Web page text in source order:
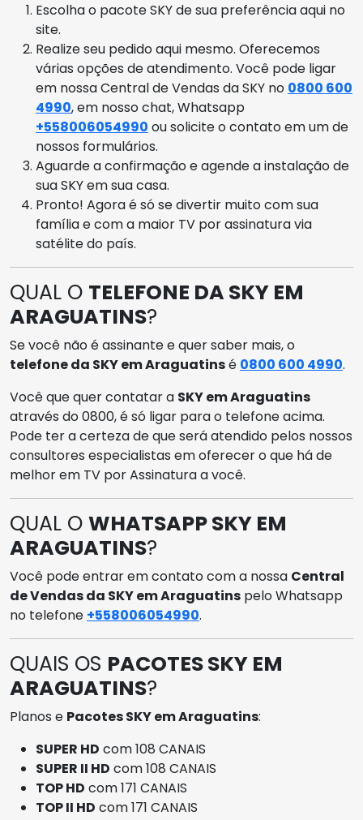
Escolha o pacote SKY de sua preferência aqui no
site.
Realize seu pedido aqui mesmo. Oferecemos
várias opções de atendimento. Você pode ligar
em nossa Central de Vendas da SKY no 0800 600
4990, em nosso chat, Whatsapp
+558006054990 ou solicite o contato em um de
nossos formulários.
Aguarde a confirmação e agende a instalação de
sua SKY em sua casa.
Pronto! Agora é só se divertir muito com sua
família e com a maior TV por assinatura via
satélite do país.
QUAL O TELEFONE DA SKY EM
ARAGUATINS?
Se você não é assinante e quer saber mais, o
telefone da SKY em Araguatinsé 0800 600 4990.
Você que quer contatar a SKY em Araguatins
através do 0800, é só ligar para o telefone acima.
Pode ter a certeza de que será atendido pelos nossos
consultores especialistas em oferecer o que há de
melhor em TV por Assinatura a você.
QUAL O WHATSAPP SKY EM
ARAGUATINS?
Você pode entrar em contato com a nossa Central
de Vendas da SKY em Araguatins pelo Whatsapp
no telefone +558006054990.
QUAIS OS PACOTES SKY EM
ARAGUATINS?
Planos e Pacotes SKY em Araguatins:
SUPER HD com 108 CANAIS
SUPER II HD com 108 CANAIS
TOP HD com 171 CANAIS
TOP II HD com 171 CANAIS